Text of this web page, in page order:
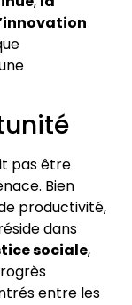
pas être
Bien
productivité,
dans
sociale,
entre les